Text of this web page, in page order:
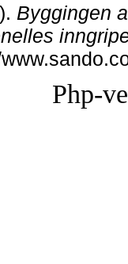
Byggingen
Php-